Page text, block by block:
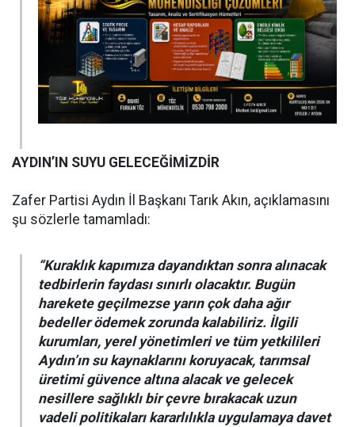
AYDIN’IN SUYU GELECEĞİMİZDİR
Zafer Partisi Aydın İl Başkanı Tarık Akın, açıklamasını
şu sözlerle tamamladı:
“Kuraklık kapımıza dayandıktan sonra alınacak
tedbirlerin faydası sınırlı olacaktır. Bugün
harekete geçilmezse yarın çok daha ağır
bedeller ödemek zorunda kalabiliriz. İlgili
kurumları, yerel yönetimleri ve tüm yetkilileri
Aydın’ın su kaynaklarını koruyacak, tarımsal
üretimi güvence altına alacak ve gelecek
nesillere sağlıklı bir çevre bırakacak uzun
vadeli politikaları kararlılıkla uygulamaya davet